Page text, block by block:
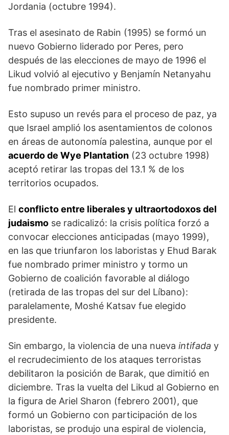
Jordania (octubre 1994).
Tras el asesinato de Rabin (1995) se formó un
nuevo Gobierno liderado por Peres, pero
después de las elecciones de mayo de 1996 el
Likud volvió al ejecutivo y Benjamín Netanyahu
fue nombrado primer ministro.
Esto supuso un revés para el proceso de paz, ya
que Israel amplió los asentamientos de colonos
en áreas de autonomía palestina, aunque por el
acuerdo de Wye Plantation (23 octubre 1998)
aceptó retirar las tropas del 13.1 % de los
territorios ocupados.
El conflicto entre liberales y ultraortodoxos del
judaismo se radicalizó: la crisis política forzó a
convocar elecciones anticipadas (mayo 1999),
en las que triunfaron los laboristas y Ehud Barak
fue nombrado primer ministro y tormo un
Gobierno de coalición favorable al diálogo
(retirada de las tropas del sur del Líbano):
paralelamente, Moshé Katsav fue elegido
presidente.
Sin embargo, la violencia de una nueva intifada y
el recrudecimiento de los ataques terroristas
debilitaron la posición de Barak, que dimitió en
diciembre. Tras la vuelta del Likud al Gobierno en
la figura de Ariel Sharon (febrero 2001), que
formó un Gobierno con participación de los
laboristas, se produjo una espiral de violencia,